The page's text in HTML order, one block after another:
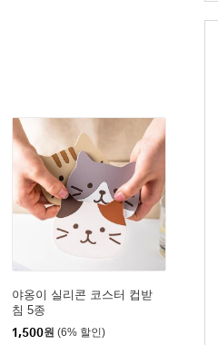
야옹이 실리콘 코스터 컵받
침 5종
1,500원 (6% 할인)